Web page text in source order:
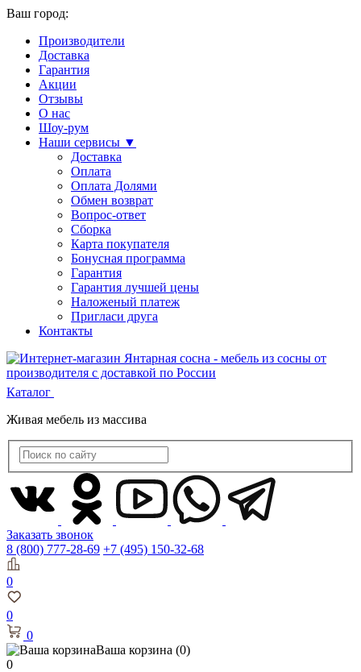
Ваш город:
Производители
Доставка
Гарантия
Акции
Отзывы
О нас
Шоу-рум
Наши сервисы ▼
Доставка
Оплата
Оплата Долями
Обмен возврат
Вопрос-ответ
Сборка
Карта покупателя
Бонусная программа
Гарантия
Гарантия лучшей цены
Наложеный платеж
Пригласи друга
Контакты
Каталог
Живая мебель из массива
Заказать звонок
8 (800) 777-28-69 +7 (495) 150-32-68
0
0
0
Ваша корзина (0)
0